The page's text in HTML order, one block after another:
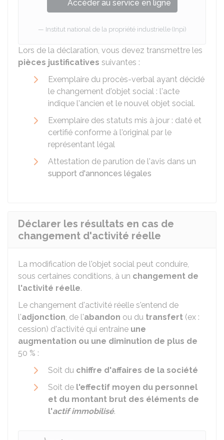
Accéder au service en ligne
Institut national de la propriété industrielle (Inpi)
Lors de la déclaration, vous devez transmettre les
pièces justificatives suivantes :
Exemplaire du procès-verbal ayant décidé
le changement d'objet social : l'acte
indique l'ancien et le nouvel objet social.
Exemplaire des statuts mis à jour : daté et
certifié conforme à l'original par le
représentant légal
Attestation de parution de l'avis dans un
support d'annonces légales
Déclarer les résultats en cas de
changement d'activité réelle
La modification de l'objet social peut conduire,
sous certaines conditions, à un changement de
l'activité réelle.
Le changement d'activité réelle s'entend de
l'adjonction, de l'abandon ou du transfert (ex :
cession) d'activité qui entraine une
augmentation ou une diminution de plus de
50 % :
Soit du chiffre d'affaires de la société
Soit de l'effectif moyen du personnel
et du montant brut des éléments de
l'actif immobilisé.